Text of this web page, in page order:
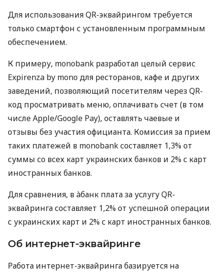
Для использования QR-эквайрингом требуется
только смартфон с установленным программным
обеспечением.
К примеру, monobank разработал целый сервис
Expirenza by mono для ресторанов, кафе и других
заведений, позволяющий посетителям через QR-
код просматривать меню, оплачивать счет (в том
числе Apple/Google Pay), оставлять чаевые и
отзывы без участия официанта. Комиссия за прием
таких платежей в monobank составляет 1,3% от
суммы со всех карт украинских банков и 2% с карт
иностранных банков.
Для сравнения, в àбанк плата за услугу QR-
эквайринга составляет 1,2% от успешной операции
с украинских карт и 2% с карт иностранных банков.
Об интернет-эквайринге
Работа интернет-эквайринга базируется на